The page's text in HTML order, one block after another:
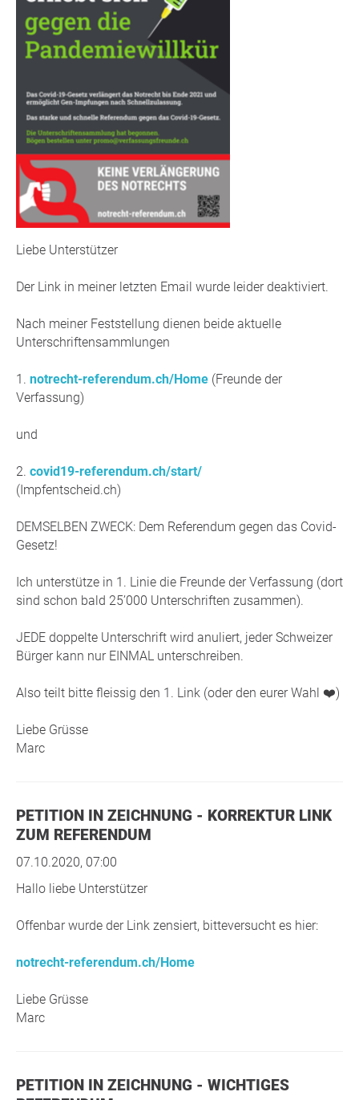
Liebe Unterstützer
Der Link in meiner letzten Email wurde leider deaktiviert.
Nach meiner Feststellung dienen beide aktuelle
Unterschriftensammlungen
1. notrecht-referendum.ch/Home (Freunde der
Verfassung)
und
2. covid19-referendum.ch/start/
(Impfentscheid.ch)
DEMSELBEN ZWECK: Dem Referendum gegen das Covid-
Gesetz!
Ich unterstütze in 1. Linie die Freunde der Verfassung (dort
sind schon bald 25’000 Unterschriften zusammen).
JEDE doppelte Unterschrift wird anuliert, jeder Schweizer
Bürger kann nur EINMAL unterschreiben.
Also teilt bitte fleissig den 1. Link (oder den eurer Wahl ❤️)
Liebe Grüsse
Marc
PETITION IN ZEICHNUNG - KORREKTUR LINK
ZUM REFERENDUM
07.10.2020, 07:00
Hallo liebe Unterstützer
Offenbar wurde der Link zensiert, bitteversucht es hier:
notrecht-referendum.ch/Home
Liebe Grüsse
Marc
PETITION IN ZEICHNUNG - WICHTIGES